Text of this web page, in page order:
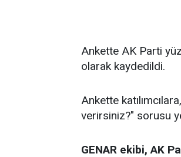
Ankette AK Parti
olarak kaydedildi.
Ankette
verirsiniz?" sorusu
GENAR ekibi, AK